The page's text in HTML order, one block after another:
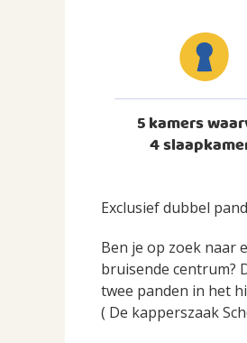
5 kamers
4
Exclusief dubbel
Ben je op zoek naar
bruisende centrum?
twee panden in het
( De kapperszaak